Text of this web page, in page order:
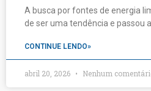
A busca por fontes de energia
de ser uma tendência e passou
CONTINUE LENDO»
abril 20, 2026 Nenhum